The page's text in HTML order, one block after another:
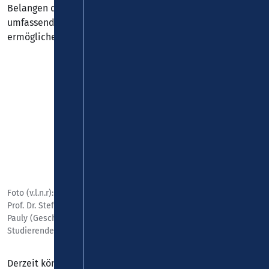
Belangen der Studierenden zu entsprechen sowie eine
umfassende umwelt- und klimafreundliche Mobilität zu
ermöglichen.
Foto (v.l.n.r): Prof. Dr. Karl Stoffel (Präsident Hochschule Koblenz),
Prof. Dr. Stefan Wehner (Präsident Universität Koblenz), Stephan
Pauly (Geschäftsführer VRM GmbH), Arne Kalkan (Geschäftsführer
Studierendenwerk Koblenz)
Derzeit können die Studierenden bei Bedarf gegen die